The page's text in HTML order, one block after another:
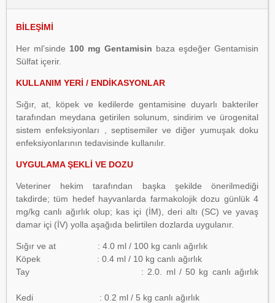
BİLEŞİMİ
Her ml’sinde 100 mg Gentamisin baza eşdeğer Gentamisin
Sülfat içerir.
KULLANIM YERİ / ENDİKASYONLAR
Sığır, at, köpek ve kedilerde gentamisine duyarlı bakteriler
tarafından meydana getirilen solunum, sindirim ve ürogenital
sistem enfeksiyonları , septisemiler ve diğer yumuşak doku
enfeksiyonlarının tedavisinde kullanılır.
UYGULAMA ŞEKLİ VE DOZU
Veteriner hekim tarafından başka şekilde önerilmediği
takdirde; tüm hedef hayvanlarda farmakolojik dozu günlük 4
mg/kg canlı ağırlık olup; kas içi (İM), deri altı (SC) ve yavaş
damar içi (İV) yolla aşağıda belirtilen dozlarda uygulanır.
Sığır ve at : 4.0 ml / 100 kg canlı ağırlık
Köpek : 0.4 ml / 10 kg canlı ağırlık
Tay : 2.0. ml / 50 kg canlı ağırlık
Kedi : 0.2 ml / 5 kg canlı ağırlık